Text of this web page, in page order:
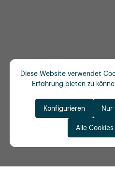
Diese Website verwendet
Erfahrung bieten zu
Konfigurieren
Alle